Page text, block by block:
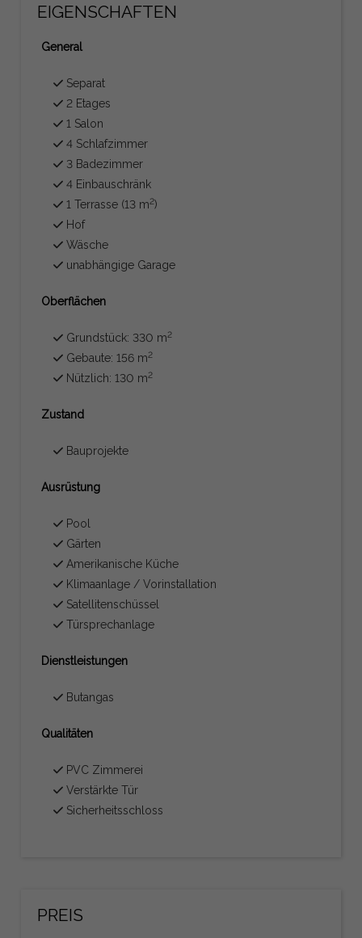
EIGENSCHAFTEN
General
Separat
2 Etages
1 Salon
4 Schlafzimmer
3 Badezimmer
4 Einbauschränk
1 Terrasse (13 m2)
Hof
Wäsche
unabhängige Garage
Oberflächen
Grundstück: 330 m2
Gebaute: 156 m2
Nützlich: 130 m2
Zustand
Bauprojekte
Ausrüstung
Pool
Gärten
Amerikanische Küche
Klimaanlage / Vorinstallation
Satellitenschüssel
Türsprechanlage
Dienstleistungen
Butangas
Qualitäten
PVC Zimmerei
Verstärkte Tür
Sicherheitsschloss
PREIS